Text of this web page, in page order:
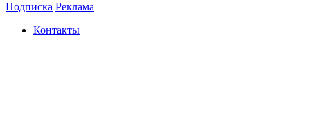
Подписка Реклама
Контакты